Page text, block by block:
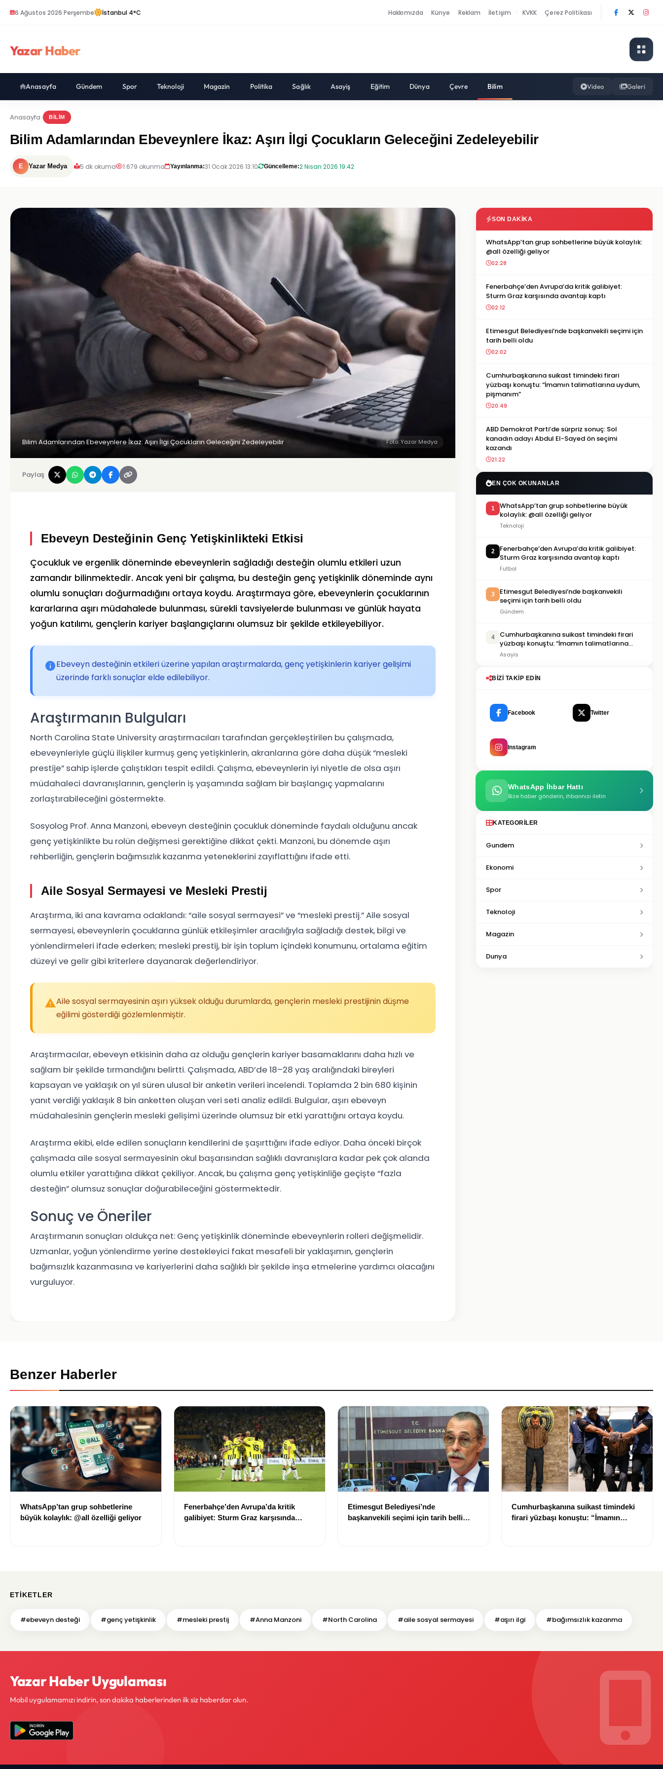
6 Ağustos 2026 Perşembe İstanbul 4°C Hakkımızda Künye Reklam İletişim KVKK Çerez Politikası
Yazar Haber
Anasayfa Gündem Spor Teknoloji Magazin Politika Sağlık Asayiş Eğitim Dünya Çevre Bilim Video Galeri
Anasayfa BILIM
Bilim Adamlarından Ebeveynlere İkaz: Aşırı İlgi Çocukların Geleceğini Zedeleyebilir
E Yazar Medya 5 dk okuma 1.679 okunma Yayınlanma:31 Ocak 2026 13:10 Güncelleme:2 Nisan 2026 19:42
Bilim Adamlarından Ebeveynlere İkaz: Aşırı İlgi Çocukların Geleceğini Zedeleyebilir Foto: Yazar Medya
Paylaş
Ebeveyn Desteğinin Genç Yetişkinlikteki Etkisi
Çocukluk ve ergenlik döneminde ebeveynlerin sağladığı desteğin olumlu etkileri uzun
zamandır bilinmektedir. Ancak yeni bir çalışma, bu desteğin genç yetişkinlik döneminde aynı
olumlu sonuçları doğurmadığını ortaya koydu. Araştırmaya göre, ebeveynlerin çocuklarının
kararlarına aşırı müdahalede bulunması, sürekli tavsiyelerde bulunması ve günlük hayata
yoğun katılımı, gençlerin kariyer başlangıçlarını olumsuz bir şekilde etkileyebiliyor.
Ebeveyn desteğinin etkileri üzerine yapılan araştırmalarda, genç yetişkinlerin kariyer gelişimi
üzerinde farklı sonuçlar elde edilebiliyor.
Araştırmanın Bulguları
North Carolina State University araştırmacıları tarafından gerçekleştirilen bu çalışmada,
ebeveynleriyle güçlü ilişkiler kurmuş genç yetişkinlerin, akranlarına göre daha düşük “mesleki
prestije” sahip işlerde çalıştıkları tespit edildi. Çalışma, ebeveynlerin iyi niyetle de olsa aşırı
müdahaleci davranışlarının, gençlerin iş yaşamında sağlam bir başlangıç yapmalarını
zorlaştırabileceğini göstermekte.
Sosyolog Prof. Anna Manzoni, ebeveyn desteğinin çocukluk döneminde faydalı olduğunu ancak
genç yetişkinlikte bu rolün değişmesi gerektiğine dikkat çekti. Manzoni, bu dönemde aşırı
rehberliğin, gençlerin bağımsızlık kazanma yeteneklerini zayıflattığını ifade etti.
Aile Sosyal Sermayesi ve Mesleki Prestij
Araştırma, iki ana kavrama odaklandı: “aile sosyal sermayesi” ve “mesleki prestij.” Aile sosyal
sermayesi, ebeveynlerin çocuklarına günlük etkileşimler aracılığıyla sağladığı destek, bilgi ve
yönlendirmeleri ifade ederken; mesleki prestij, bir işin toplum içindeki konumunu, ortalama eğitim
düzeyi ve gelir gibi kriterlere dayanarak değerlendiriyor.
Aile sosyal sermayesinin aşırı yüksek olduğu durumlarda, gençlerin mesleki prestijinin düşme
eğilimi gösterdiği gözlemlenmiştir.
Araştırmacılar, ebeveyn etkisinin daha az olduğu gençlerin kariyer basamaklarını daha hızlı ve
sağlam bir şekilde tırmandığını belirtti. Çalışmada, ABD’de 18–28 yaş aralığındaki bireyleri
kapsayan ve yaklaşık on yıl süren ulusal bir anketin verileri incelendi. Toplamda 2 bin 680 kişinin
yanıt verdiği yaklaşık 8 bin anketten oluşan veri seti analiz edildi. Bulgular, aşırı ebeveyn
müdahalesinin gençlerin mesleki gelişimi üzerinde olumsuz bir etki yarattığını ortaya koydu.
Araştırma ekibi, elde edilen sonuçların kendilerini de şaşırttığını ifade ediyor. Daha önceki birçok
çalışmada aile sosyal sermayesinin okul başarısından sağlıklı davranışlara kadar pek çok alanda
olumlu etkiler yarattığına dikkat çekiliyor. Ancak, bu çalışma genç yetişkinliğe geçişte “fazla
desteğin” olumsuz sonuçlar doğurabileceğini göstermektedir.
Sonuç ve Öneriler
Araştırmanın sonuçları oldukça net: Genç yetişkinlik döneminde ebeveynlerin rolleri değişmelidir.
Uzmanlar, yoğun yönlendirme yerine destekleyici fakat mesafeli bir yaklaşımın, gençlerin
bağımsızlık kazanmasına ve kariyerlerini daha sağlıklı bir şekilde inşa etmelerine yardımcı olacağını
vurguluyor.
SON DAKIKA
WhatsApp’tan grup sohbetlerine büyük kolaylık:
@all özelliği geliyor
02:28
Fenerbahçe’den Avrupa’da kritik galibiyet:
Sturm Graz karşısında avantajı kaptı
02:12
Etimesgut Belediyesi’nde başkanvekili seçimi için
tarih belli oldu
02:02
Cumhurbaşkanına suikast timindeki firari
yüzbaşı konuştu: “İmamın talimatlarına uydum,
pişmanım”
20:49
ABD Demokrat Parti’de sürpriz sonuç: Sol
kanadın adayı Abdul El-Sayed ön seçimi
kazandı
21:22
EN ÇOK OKUNANLAR
1
WhatsApp’tan grup sohbetlerine büyük
kolaylık: @all özelliği geliyor
Teknoloji
2
Fenerbahçe’den Avrupa’da kritik galibiyet:
Sturm Graz karşısında avantajı kaptı
Futbol
3
Etimesgut Belediyesi’nde başkanvekili
seçimi için tarih belli oldu
Gündem
4
Cumhurbaşkanına suikast timindeki firari
yüzbaşı konuştu: “İmamın talimatlarına
uydum, pişmanım”
Asayis
BIZI TAKIP EDIN
Facebook Twitter
Instagram
WhatsApp İhbar Hattı
Bize haber gönderin, ihbarınızı iletin
KATEGORILER
Gundem
Ekonomi
Spor
Teknoloji
Magazin
Dunya
Benzer Haberler
WhatsApp’tan grup sohbetlerine
büyük kolaylık: @all özelliği geliyor
Fenerbahçe’den Avrupa’da kritik
galibiyet: Sturm Graz karşısında
Etimesgut Belediyesi’nde
başkanvekili seçimi için tarih belli
Cumhurbaşkanına suikast timindeki
firari yüzbaşı konuştu: “İmamın
ETIKETLER
#ebeveyn desteği #genç yetişkinlik #mesleki prestij #Anna Manzoni #North Carolina #aile sosyal sermayesi #aşırı ilgi #bağımsızlık kazanma
Yazar Haber Uygulaması
Mobil uygulamamızı indirin, son dakika haberlerinden ilk siz haberdar olun.